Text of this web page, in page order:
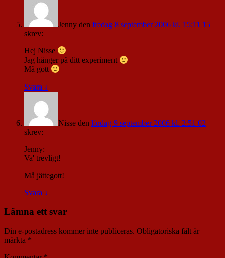
Jenny den fredag 8 september 2006 kl. 15:11 15
skrev:
Hej Nisse
Jag hänger på ditt experiment
Må gott
Svara ↓
Nisse den lördag 9 september 2006 kl. 2:51 02
skrev:
Jenny:
Va' trevligt!
Må jättegott!
Svara ↓
Lämna ett svar
Din e-postadress kommer inte publiceras. Obligatoriska fält är
märkta *